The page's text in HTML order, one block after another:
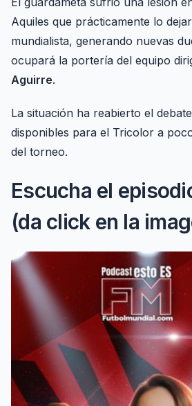
Aquiles que prácticamente lo
mundialista, generando nuevas
ocupará la portería del equipo
Aguirre.
La situación ha reabierto el
disponibles para el Tricolor a
del torneo.
Escucha el
(da click en la